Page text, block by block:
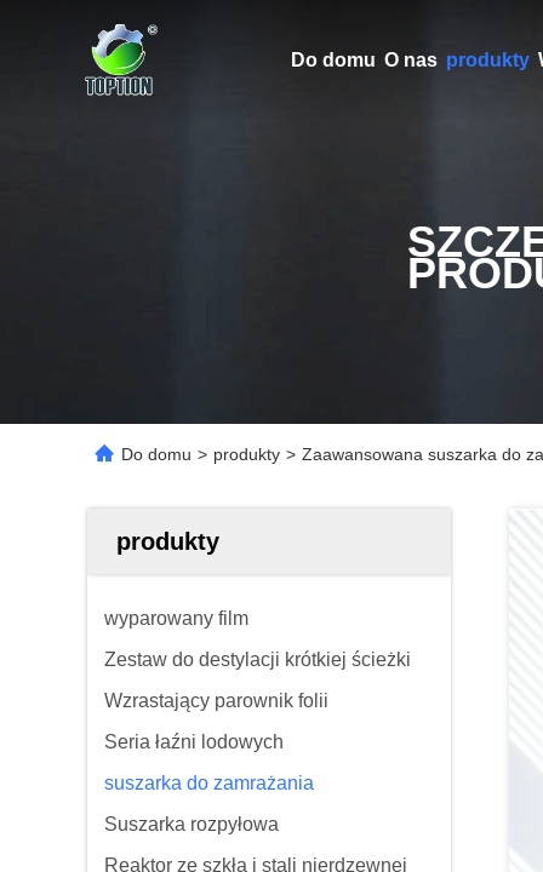
Do domu O nas produkty
Do domu > produkty > Zaawansowana suszarka do
produkty
wyparowany film
Zestaw do destylacji krótkiej ścieżki
Wzrastający parownik folii
Seria łaźni lodowych
suszarka do zamrażania
Suszarka rozpyłowa
Reaktor ze szkła i stali nierdzewnej